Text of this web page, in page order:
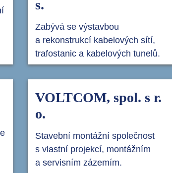
s.
Zabývá se výstavbou
a rekonstrukcí kabelových sítí,
trafostanic a kabelových tunelů.
VOLTCOM, spol. s r.
o.
Stavební montážní společnost
s vlastní projekcí, montážním
a servisním zázemím.